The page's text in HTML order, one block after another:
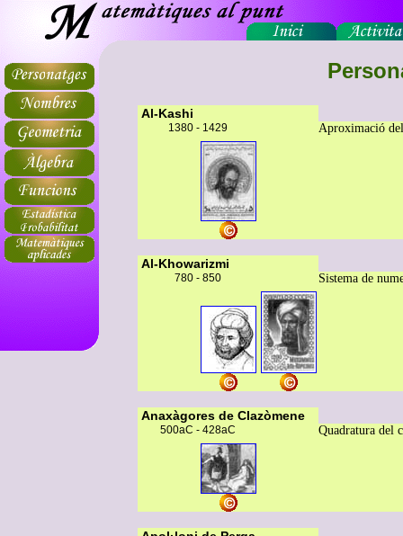
Al-Kashi
1380 - 1429 Aproximació
Al-Khowarizmi
780 - 850 Sistema de
Anaxàgores de Clazòmene
500aC - 428aC Quadratura del